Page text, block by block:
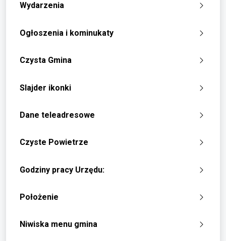
Wydarzenia
Ogłoszenia i kominukaty
Czysta Gmina
Slajder ikonki
Dane teleadresowe
Czyste Powietrze
Godziny pracy Urzędu:
Położenie
Niwiska menu gmina